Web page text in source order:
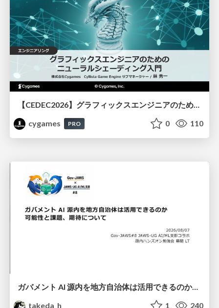
cygames
PRO 0 110
ガバメント AI 源内を地方自治体は活用できるのか 可能性と課題、期待について
takeda_h
1 240